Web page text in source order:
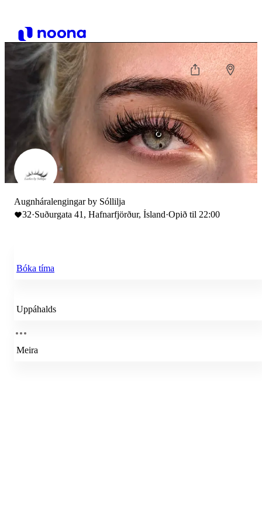
Augnháralengingar by Sóllilja
32·Suðurgata 41, Hafnarfjörður, Ísland·Opið til 22:00
Bóka tíma
Uppáhalds
Meira